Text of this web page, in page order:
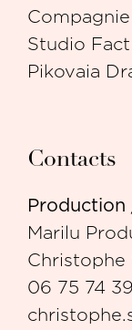
Studio
Pikovaia
Contacts
Marilu
Christophe
06 75 74